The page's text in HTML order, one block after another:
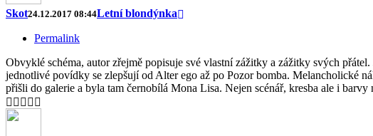
Skot24.12.2017 08:44Letní blondýnka
Permalink
Obvyklé schéma, autor zřejmě popisuje své vlastní zážitky a zážitky svých
jednotlivé povídky se zlepšují od Alter ego až po Pozor bomba. Melancholické
přišli do galerie a byla tam černobílá Mona Lisa. Nejen scénář, kresba ale i